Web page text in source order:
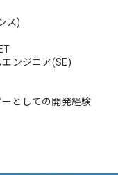
ス)
ンジニア(SE)
としての開発経験